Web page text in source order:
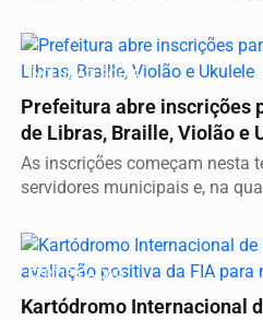
INCLUSÃO SOCIAL
Prefeitura abre inscrições
de Libras, Braille, Violão e
As inscrições começam nesta
servidores municipais e, na
CERTIFICAÇÃO
Kartódromo Internacional